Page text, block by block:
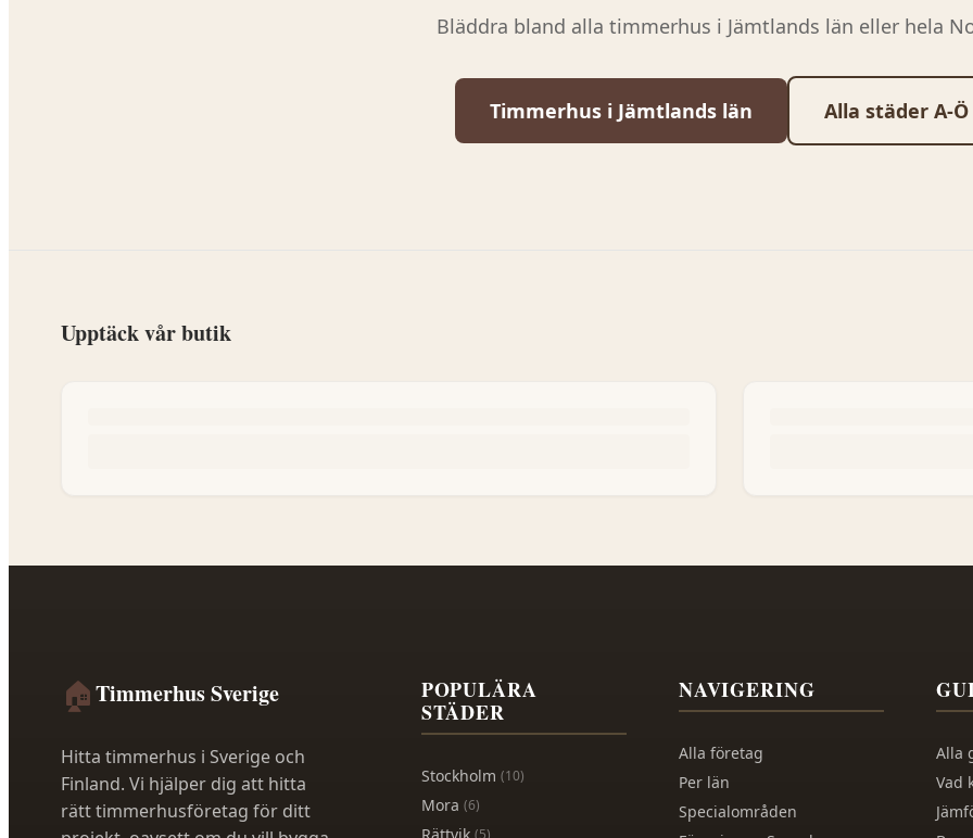
Bläddra bland alla timmerhus i Jämtlands län eller hela
Timmerhus i Jämtlands län Alla städer A-Ö
Upptäck vår butik
🏠Timmerhus Sverige
Hitta timmerhus i Sverige och
Finland. Vi hjälper dig att hitta
rätt timmerhusföretag för ditt
POPULÄRA
STÄDER
Stockholm (10)
Mora (6)
(5)
NAVIGERING
Alla företag
Per län
Specialområden
Alla
Vad